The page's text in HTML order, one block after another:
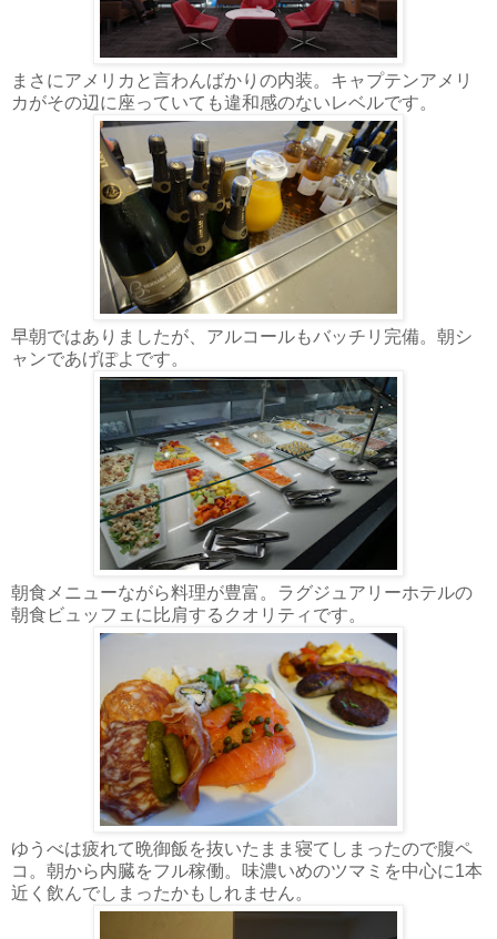
まさにアメリカと言わんばかりの内装。キャプテンアメリ
カがその辺に座っていても違和感のないレベルです。
早朝ではありましたが、アルコールもバッチリ完備。朝シ
ャンであげぽよです。
朝食メニューながら料理が豊富。ラグジュアリーホテルの
朝食ビュッフェに比肩するクオリティです。
ゆうべは疲れて晩御飯を抜いたまま寝てしまったので腹ペ
コ。朝から内臓をフル稼働。味濃いめのツマミを中心に1本
近く飲んでしまったかもしれません。